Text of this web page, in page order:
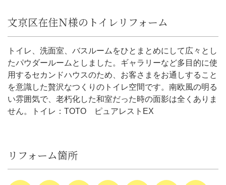
文京区在住Ｎ様のトイレリフォーム
トイレ、洗面室、バスルームをひとまとめにして広々とし
たパウダールームとしました。ギャラリーなど多目的に使
用するセカンドハウスのため、お客さまをお通しすること
を意識した贅沢なつくりのトイレ空間です。南欧風の明る
い雰囲気で、老朽化した和室だった時の面影は全くありま
せん。トイレ：TOTO ピュアレストEX
リフォーム箇所